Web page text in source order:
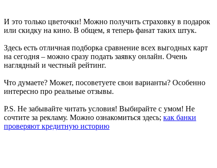
И это только цветочки! Можно получить страховку в подарок
или скидку на кино. В общем, я теперь фанат таких штук.
Здесь есть отличная подборка сравнение всех выгодных карт
на сегодня – можно сразу подать заявку онлайн. Очень
наглядный и честный рейтинг.
Что думаете? Может, посоветуете свои варианты? Особенно
интересно про реальные отзывы.
P.S. Не забывайте читать условия! Выбирайте с умом! Не
сочтите за рекламу. Можно ознакомиться здесь; как банки
проверяют кредитную историю